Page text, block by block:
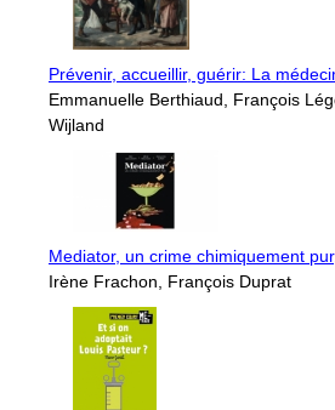
Prévenir, accueillir, guérir: La
Emmanuelle Berthiaud, François
Wijland
Mediator, un crime chimiquement pur
Irène Frachon, François Duprat